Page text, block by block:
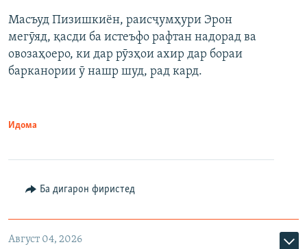
Масъуд Пизишкиён, раисҷумҳури Эрон
мегӯяд, қасди ба истеъфо рафтан надорад ва
овозаҳоеро, ки дар рӯзҳои ахир дар бораи
барканории ӯ нашр шуд, рад кард.
Идома
Ба дигарон фиристед
Август 04, 2026